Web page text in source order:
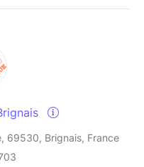
69530, Brignais, France